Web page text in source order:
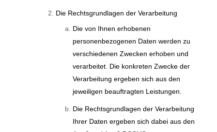
Die Rechtsgrundlagen der Verarbeitung
Die von Ihnen erhobenen
personenbezogenen Daten werden zu
verschiedenen Zwecken erhoben und
verarbeitet. Die konkreten Zwecke der
Verarbeitung ergeben sich aus den
jeweiligen beauftragten Leistungen.
Die Rechtsgrundlagen der Verarbeitung
Ihrer Daten ergeben sich dabei aus den